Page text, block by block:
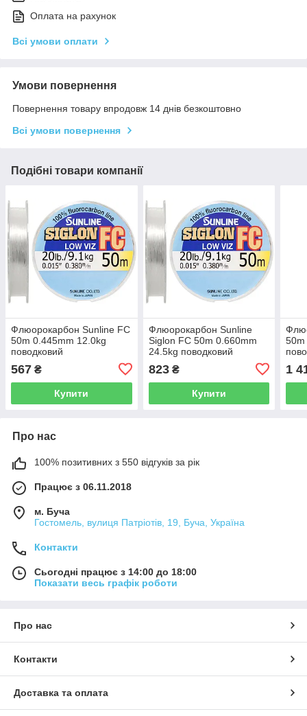
Оплата на рахунок
Всі умови оплати
Умови повернення
Повернення товару впродовж 14 днів безкоштовно
Всі умови повернення
Подібні товари компанії
Флюорокарбон Sunline FC
50m 0.445mm 12.0kg
поводковий
567 ₴
Купити
Флюорокарбон Sunline
Siglon FC 50m 0.660mm
24.5kg поводковий
823₴
Купити
1
Про нас
100% позитивних з 550 відгуків за рік
Працює з 06.11.2018
м. Буча
Гостомель, вулиця Патріотів, 19, Буча, Україна
Контакти
Сьогодні працює з 14:00 до 18:00
Показати весь графік роботи
Про нас
Контакти
Доставка та оплата